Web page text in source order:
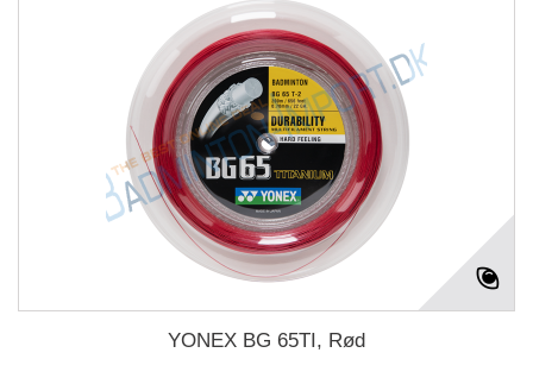
YONEX BG 65TI, Rød